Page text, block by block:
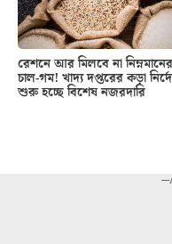
রেশনে আর মিলবে না নিম্নমানের
চাল-গম! খাদ্য দপ্তরের কড়া
শুরু হচ্ছে বিশেষ নজরদারি